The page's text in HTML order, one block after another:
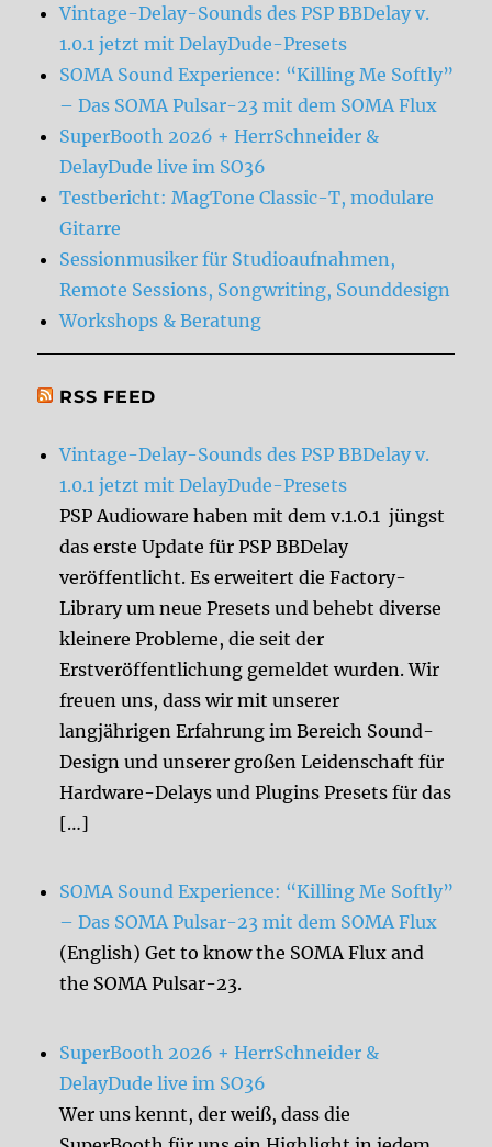
Vintage-Delay-Sounds des PSP BBDelay v.
1.0.1 jetzt mit DelayDude-Presets
SOMA Sound Experience: “Killing Me Softly”
– Das SOMA Pulsar-23 mit dem SOMA Flux
SuperBooth 2026 + HerrSchneider &
DelayDude live im SO36
Testbericht: MagTone Classic-T, modulare
Gitarre
Sessionmusiker für Studioaufnahmen,
Remote Sessions, Songwriting, Sounddesign
Workshops & Beratung
RSS FEED
Vintage-Delay-Sounds des PSP BBDelay v.
1.0.1 jetzt mit DelayDude-Presets
PSP Audioware haben mit dem v.1.0.1 jüngst
das erste Update für PSP BBDelay
veröffentlicht. Es erweitert die Factory-
Library um neue Presets und behebt diverse
kleinere Probleme, die seit der
Erstveröffentlichung gemeldet wurden. Wir
freuen uns, dass wir mit unserer
langjährigen Erfahrung im Bereich Sound-
Design und unserer großen Leidenschaft für
Hardware-Delays und Plugins Presets für das
[…]
SOMA Sound Experience: “Killing Me Softly”
– Das SOMA Pulsar-23 mit dem SOMA Flux
(English) Get to know the SOMA Flux and
the SOMA Pulsar-23.
SuperBooth 2026 + HerrSchneider &
DelayDude live im SO36
Wer uns kennt, der weiß, dass die